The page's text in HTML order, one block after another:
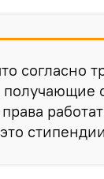
согласно
получающие